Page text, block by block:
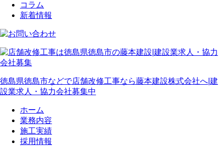
コラム
新着情報
徳島県徳島市などで店舗改修工事なら藤本建設株式会社へ|建
設業求人・協力会社募集中
ホーム
業務内容
施工実績
採用情報